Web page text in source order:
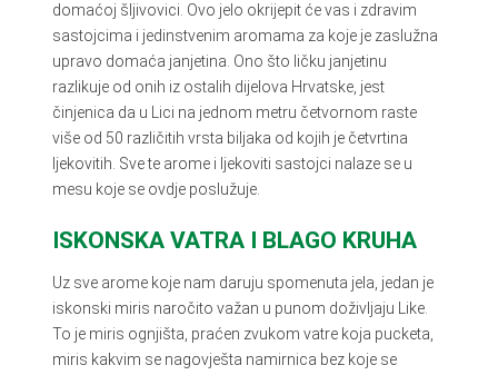
domaćoj šljivovici. Ovo jelo okrijepit će vas i zdravim
sastojcima i jedinstvenim aromama za koje je zaslužna
upravo domaća janjetina. Ono što ličku janjetinu
razlikuje od onih iz ostalih dijelova Hrvatske, jest
činjenica da u Lici na jednom metru četvornom raste
više od 50 različitih vrsta biljaka od kojih je četvrtina
ljekovitih. Sve te arome i ljekoviti sastojci nalaze se u
mesu koje se ovdje poslužuje.
ISKONSKA VATRA I BLAGO KRUHA
Uz sve arome koje nam daruju spomenuta jela, jedan je
iskonski miris naročito važan u punom doživljaju Like.
To je miris ognjišta, praćen zvukom vatre koja pucketa,
miris kakvim se nagovješta namirnica bez koje se